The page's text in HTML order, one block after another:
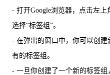
- 打开Google浏览器，点击左
选择“标签组”。
- 在弹出的窗口中，你可以创
有的标签组。
- 一旦你创建了一个新的标签